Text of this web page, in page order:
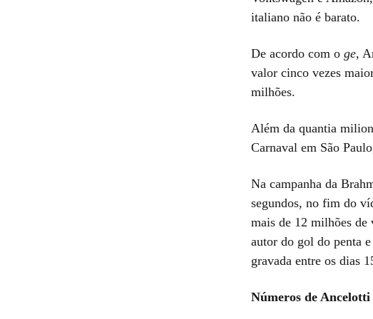
italiano não é barato.
De acordo com o ge,
valor cinco vezes
milhões.
Além da quantia
Carnaval em São
Na campanha da
segundos, no fim do
mais de 12 milhões de
autor do gol do penta
gravada entre os dias
Números de